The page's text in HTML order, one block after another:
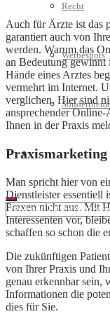
Recht
Werbespots
Geschäftskonto
Auch für Ärzte ist das
garantiert auch von
werden. Warum das
an Bedeutung gewinnt
Hände eines Arztes
vermehrt im Internet.
verglichen. Hier sind
ansprechender
Ihnen in der Praxis
Praxismarketing
Man spricht hier von
Dienstleister essentiell
Praxen nicht aus. Mit
Interessenten vor,
schaffen so schon die
Die zukünftigen
von Ihrer Praxis und
genau erkennbar sein,
Informationen die
dies für Sie.